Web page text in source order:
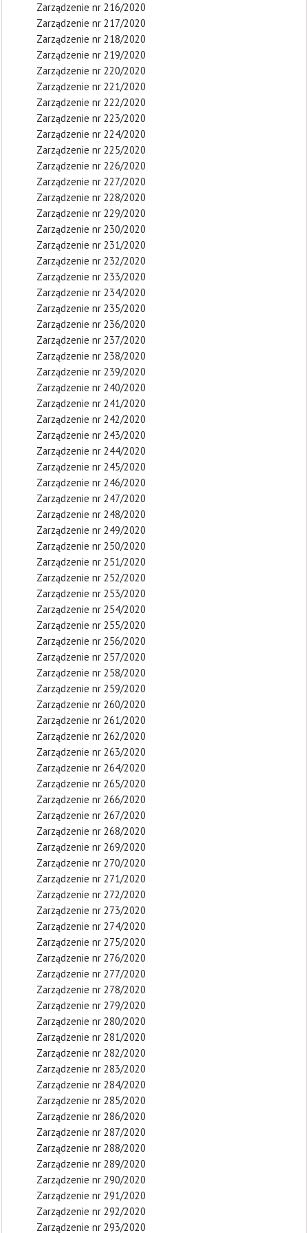
Zarządzenie nr 216/2020
Zarządzenie nr 217/2020
Zarządzenie nr 218/2020
Zarządzenie nr 219/2020
Zarządzenie nr 220/2020
Zarządzenie nr 221/2020
Zarządzenie nr 222/2020
Zarządzenie nr 223/2020
Zarządzenie nr 224/2020
Zarządzenie nr 225/2020
Zarządzenie nr 226/2020
Zarządzenie nr 227/2020
Zarządzenie nr 228/2020
Zarządzenie nr 229/2020
Zarządzenie nr 230/2020
Zarządzenie nr 231/2020
Zarządzenie nr 232/2020
Zarządzenie nr 233/2020
Zarządzenie nr 234/2020
Zarządzenie nr 235/2020
Zarządzenie nr 236/2020
Zarządzenie nr 237/2020
Zarządzenie nr 238/2020
Zarządzenie nr 239/2020
Zarządzenie nr 240/2020
Zarządzenie nr 241/2020
Zarządzenie nr 242/2020
Zarządzenie nr 243/2020
Zarządzenie nr 244/2020
Zarządzenie nr 245/2020
Zarządzenie nr 246/2020
Zarządzenie nr 247/2020
Zarządzenie nr 248/2020
Zarządzenie nr 249/2020
Zarządzenie nr 250/2020
Zarządzenie nr 251/2020
Zarządzenie nr 252/2020
Zarządzenie nr 253/2020
Zarządzenie nr 254/2020
Zarządzenie nr 255/2020
Zarządzenie nr 256/2020
Zarządzenie nr 257/2020
Zarządzenie nr 258/2020
Zarządzenie nr 259/2020
Zarządzenie nr 260/2020
Zarządzenie nr 261/2020
Zarządzenie nr 262/2020
Zarządzenie nr 263/2020
Zarządzenie nr 264/2020
Zarządzenie nr 265/2020
Zarządzenie nr 266/2020
Zarządzenie nr 267/2020
Zarządzenie nr 268/2020
Zarządzenie nr 269/2020
Zarządzenie nr 270/2020
Zarządzenie nr 271/2020
Zarządzenie nr 272/2020
Zarządzenie nr 273/2020
Zarządzenie nr 274/2020
Zarządzenie nr 275/2020
Zarządzenie nr 276/2020
Zarządzenie nr 277/2020
Zarządzenie nr 278/2020
Zarządzenie nr 279/2020
Zarządzenie nr 280/2020
Zarządzenie nr 281/2020
Zarządzenie nr 282/2020
Zarządzenie nr 283/2020
Zarządzenie nr 284/2020
Zarządzenie nr 285/2020
Zarządzenie nr 286/2020
Zarządzenie nr 287/2020
Zarządzenie nr 288/2020
Zarządzenie nr 289/2020
Zarządzenie nr 290/2020
Zarządzenie nr 291/2020
Zarządzenie nr 292/2020
Zarządzenie nr 293/2020